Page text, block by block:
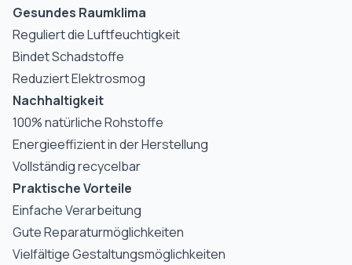
Gesundes Raumklima
Reguliert die Luftfeuchtigkeit
Bindet Schadstoffe
Reduziert Elektrosmog
Nachhaltigkeit
100% natürliche Rohstoffe
Energieeffizient in der Herstellung
Vollständig recycelbar
Praktische Vorteile
Einfache Verarbeitung
Gute Reparaturmöglichkeiten
Vielfältige Gestaltungsmöglichkeiten